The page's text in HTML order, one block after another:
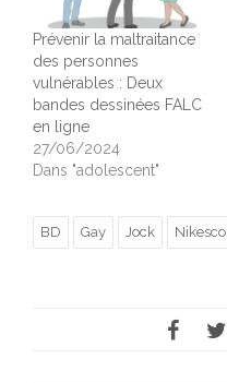
Prévenir la maltraitance
des personnes
vulnérables : Deux
bandes dessinées FALC
en ligne
27/06/2024
Dans "adolescent"
BD Gay Jock Nikesco